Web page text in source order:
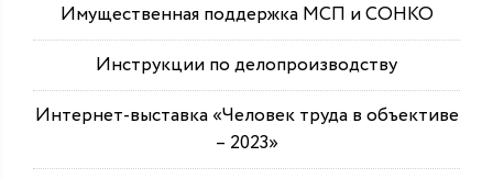
Имущественная поддержка МСП и СОНКО
Инструкции по делопроизводству
Интернет-выставка «Человек труда в объективе
– 2023»